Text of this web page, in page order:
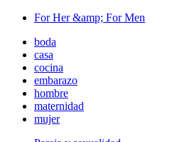
For Her &amp; For Men
boda
casa
cocina
embarazo
hombre
maternidad
mujer